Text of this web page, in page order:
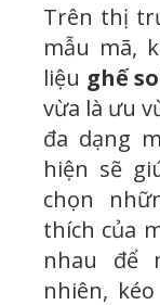
Trên thị
mẫu mã,
liệu ghế
vừa là ưu
đa dạng
hiện sẽ
chọn
thích của
nhau để
nhiên,